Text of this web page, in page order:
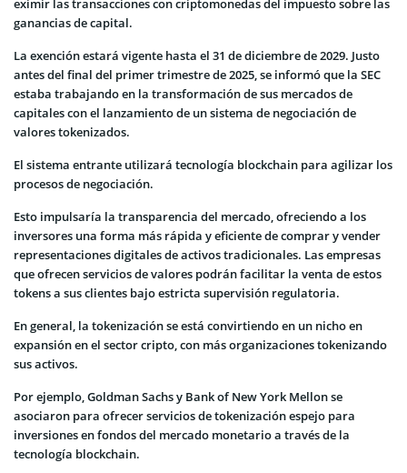
eximir las transacciones con criptomonedas del impuesto sobre las
ganancias de capital.
La exención estará vigente hasta el 31 de diciembre de 2029. Justo
antes del final del primer trimestre de 2025, se informó que la SEC
estaba trabajando en la transformación de sus mercados de
capitales con el lanzamiento de un sistema de negociación de
valores tokenizados.
El sistema entrante utilizará tecnología blockchain para agilizar los
procesos de negociación.
Esto impulsaría la transparencia del mercado, ofreciendo a los
inversores una forma más rápida y eficiente de comprar y vender
representaciones digitales de activos tradicionales. Las empresas
que ofrecen servicios de valores podrán facilitar la venta de estos
tokens a sus clientes bajo estricta supervisión regulatoria.
En general, la tokenización se está convirtiendo en un nicho en
expansión en el sector cripto, con más organizaciones tokenizando
sus activos.
Por ejemplo, Goldman Sachs y Bank of New York Mellon se
asociaron para ofrecer servicios de tokenización espejo para
inversiones en fondos del mercado monetario a través de la
tecnología blockchain.